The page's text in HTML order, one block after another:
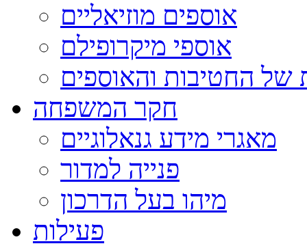
אוספים מוזיאליים
אוספי מיקרופילם
של החטיבות והאוספים
חקר המשפחה
מאגרי מידע גנאלוגיים
פנייה למדור
מיהו בעל הדרכון
פעילות